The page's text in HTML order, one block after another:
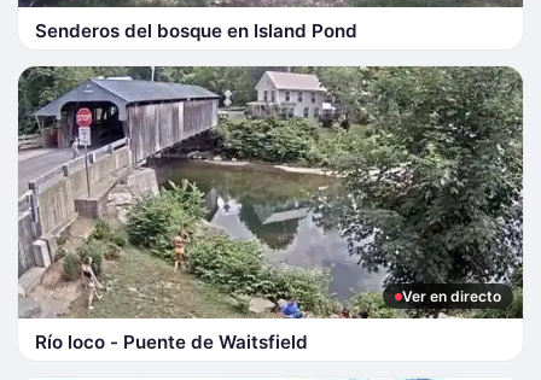
Senderos del bosque en Island Pond
Ver en directo
Río loco - Puente de Waitsfield